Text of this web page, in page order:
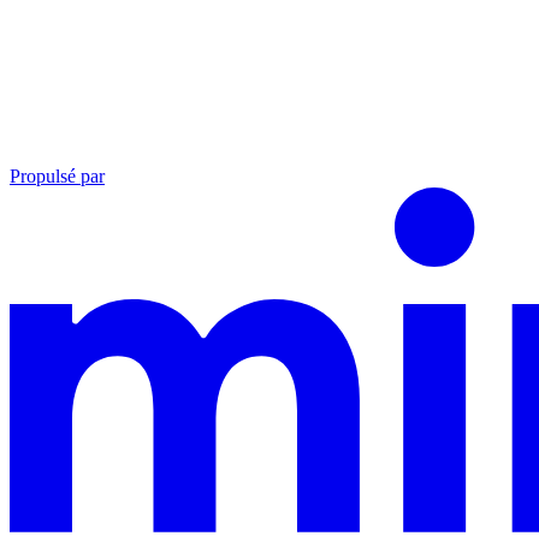
Propulsé par